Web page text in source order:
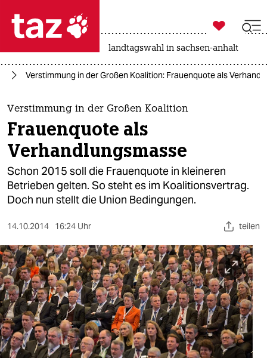
 taz zahl ich
taz zahl ich
themen
politik
öko
gesellschaft
sport
berlin
nord
wahrheit
verlag

taz zahl ich
landtagswahl in sachsen-anhalt
Verstimmung in der Großen Koalition: Frauenquote als
Verstimmung in der Großen Koalition
Frauenquote als
Verhandlungsmasse
Schon 2015 soll die Frauenquote in kleineren
Betrieben gelten. So steht es im Koalitionsvertrag.
Doch nun stellt die Union Bedingungen.
14.10.2014 16:24 Uhr teilen